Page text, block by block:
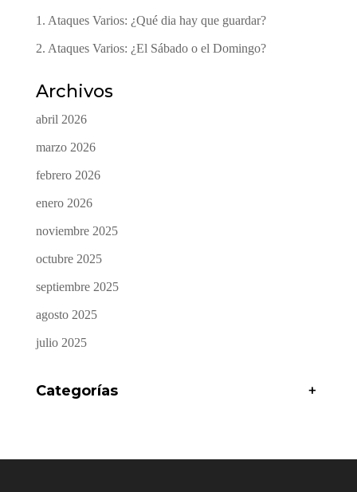
1. Ataques Varios: ¿Qué dia hay que guardar?
2. Ataques Varios: ¿El Sábado o el Domingo?
Archivos
abril 2026
marzo 2026
febrero 2026
enero 2026
noviembre 2025
octubre 2025
septiembre 2025
agosto 2025
julio 2025
Categorías +